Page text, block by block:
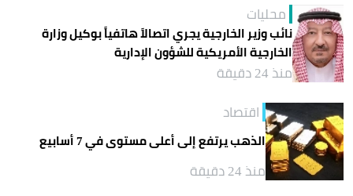
محليات
نائب وزير الخارجية يجري اتصالاً هاتفياً بوكيل وزارة
الخارجية الأمريكية للشؤون الإدارية
منذ 24 دقيقة
اقتصاد
الذهب يرتفع إلى أعلى مستوى في 7 أسابيع
منذ 24 دقيقة